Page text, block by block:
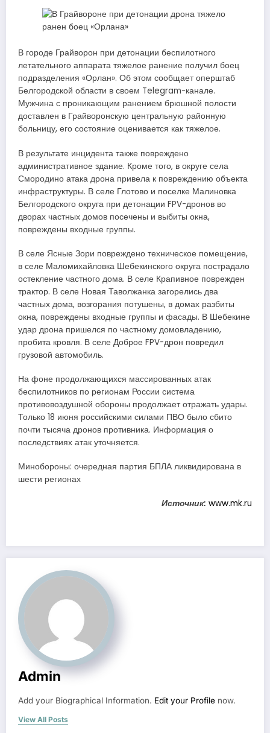
В городе Грайворон при детонации беспилотного
летательного аппарата тяжелое ранение получил боец
подразделения «Орлан». Об этом сообщает оперштаб
Белгородской области в своем Telegram-канале.
Мужчина с проникающим ранением брюшной полости
доставлен в Грайворонскую центральную районную
больницу, его состояние оценивается как тяжелое.
В результате инцидента также повреждено
административное здание. Кроме того, в округе села
Смородино атака дрона привела к повреждению объекта
инфраструктуры. В селе Глотово и поселке Малиновка
Белгородского округа при детонации FPV-дронов во
дворах частных домов посечены и выбиты окна,
повреждены входные группы.
В селе Ясные Зори повреждено техническое помещение,
в селе Маломихайловка Шебекинского округа пострадало
остекление частного дома. В селе Крапивное поврежден
трактор. В селе Новая Таволжанка загорелись два
частных дома, возгорания потушены, в домах разбиты
окна, повреждены входные группы и фасады. В Шебекине
удар дрона пришелся по частному домовладению,
пробита кровля. В селе Доброе FPV-дрон повредил
грузовой автомобиль.
На фоне продолжающихся массированных атак
беспилотников по регионам России система
противовоздушной обороны продолжает отражать удары.
Только 18 июня российскими силами ПВО было сбито
почти тысяча дронов противника. Информация о
последствиях атак уточняется.
Минобороны: очередная партия БПЛА ликвидирована в
шести регионах
Источник: www.mk.ru
Admin
Add your Biographical Information. Edit your Profile now.
View All Posts